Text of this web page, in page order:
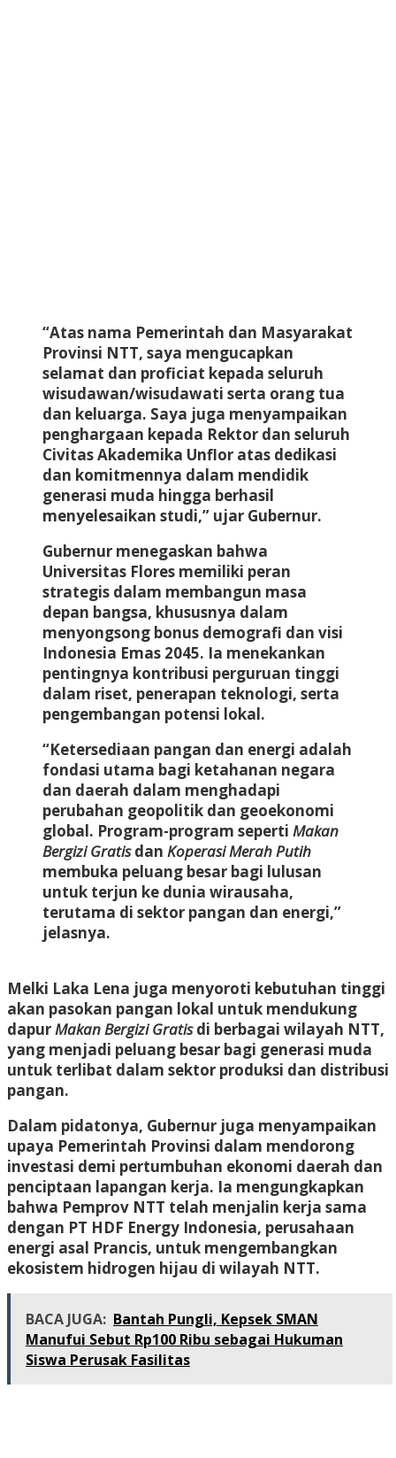
“Atas nama Pemerintah dan Masyarakat
Provinsi NTT, saya mengucapkan
selamat dan proficiat kepada seluruh
wisudawan/wisudawati serta orang tua
dan keluarga. Saya juga menyampaikan
penghargaan kepada Rektor dan seluruh
Civitas Akademika Unflor atas dedikasi
dan komitmennya dalam mendidik
generasi muda hingga berhasil
menyelesaikan studi,” ujar Gubernur.
Gubernur menegaskan bahwa
Universitas Flores memiliki peran
strategis dalam membangun masa
depan bangsa, khususnya dalam
menyongsong bonus demografi dan visi
Indonesia Emas 2045. Ia menekankan
pentingnya kontribusi perguruan tinggi
dalam riset, penerapan teknologi, serta
pengembangan potensi lokal.
“Ketersediaan pangan dan energi adalah
fondasi utama bagi ketahanan negara
dan daerah dalam menghadapi
perubahan geopolitik dan geoekonomi
global. Program-program seperti Makan
Bergizi Gratisdan Koperasi Merah Putih
membuka peluang besar bagi lulusan
untuk terjun ke dunia wirausaha,
terutama di sektor pangan dan energi,”
jelasnya.
Melki Laka Lena juga menyoroti kebutuhan tinggi
akan pasokan pangan lokal untuk mendukung
dapurMakan Bergizi Gratisdi berbagai wilayah NTT,
yang menjadi peluang besar bagi generasi muda
untuk terlibat dalam sektor produksi dan distribusi
pangan.
Dalam pidatonya, Gubernur juga menyampaikan
upaya Pemerintah Provinsi dalam mendorong
investasi demi pertumbuhan ekonomi daerah dan
penciptaan lapangan kerja. Ia mengungkapkan
bahwa Pemprov NTT telah menjalin kerja sama
dengan PT HDF Energy Indonesia, perusahaan
energi asal Prancis, untuk mengembangkan
ekosistem hidrogen hijau di wilayah NTT.
BACA JUGA: Bantah Pungli, Kepsek SMAN
Manufui Sebut Rp100 Ribu sebagai Hukuman
Siswa Perusak Fasilitas